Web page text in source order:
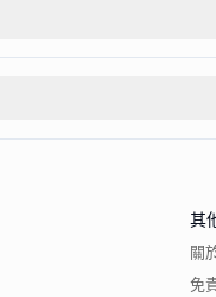
其
關
免